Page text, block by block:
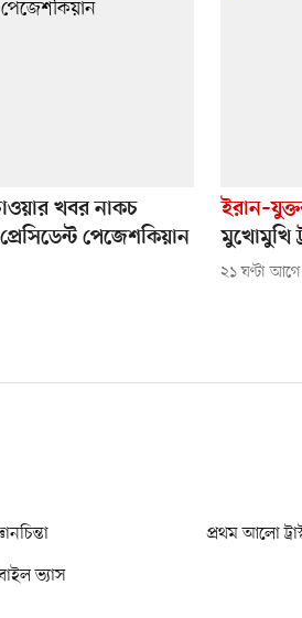
খবর নাকচ
পেজেশকিয়ান
মুখোমুখি
২১ ঘণ্টা আগে
প্রথম আলো
ভ্যাস